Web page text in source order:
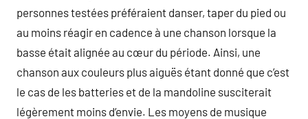
personnes testées préféraient danser, taper du pied ou
au moins réagir en cadence à une chanson lorsque la
basse était alignée au cœur du période. Ainsi, une
chanson aux couleurs plus aiguës étant donné que c’est
le cas de les batteries et de la mandoline susciterait
légèrement moins d’envie. Les moyens de musique